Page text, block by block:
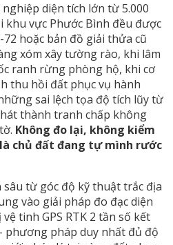
diện tích lớn từ 5.000
khu vực Phước Bình đều được
hoặc bản đồ giải thửa cũ
xóm xây tường rào, khi lâm
ranh rừng phòng hộ, khi cơ
thu hồi đất phục vụ hành
sai lệch tọa độ tích lũy từ
thành tranh chấp không
Không đo lại, không kiểm
chủ đất đang tự mình rước
sâu từ góc độ kỹ thuật trắc địa
vào giải pháp đo đạc diện
tinh GPS RTK 2 tần số kết
phương pháp duy nhất đủ độ